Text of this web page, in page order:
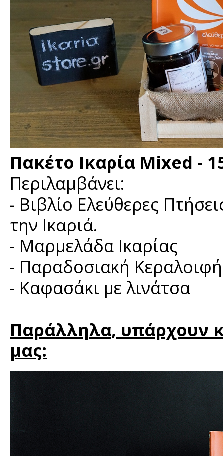
Πακέτο Ικαρία Mixed -
Περιλαμβάνει:
- Βιβλίο Ελεύθερες
την Ικαριά.
- Μαρμελάδα Ικαρίας
- Παραδοσιακή
- Καφασάκι με λινάτσα
Παράλληλα, υπάρχουν
μας: